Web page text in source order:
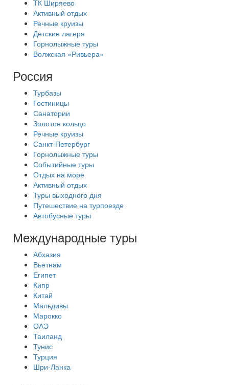
ТК Ширяево
Активный отдых
Речные круизы
Детские лагеря
Горнолыжные туры
Волжская «Ривьера»
Россия
Турбазы
Гостиницы
Санатории
Золотое кольцо
Речные круизы
Санкт-Петербург
Горнолыжные туры
Событийные туры
Отдых на море
Активный отдых
Туры выходного дня
Путешествие на турпоезде
Автобусные туры
Международные туры
Абхазия
Вьетнам
Египет
Кипр
Китай
Мальдивы
Марокко
ОАЭ
Таиланд
Тунис
Турция
Шри-Ланка